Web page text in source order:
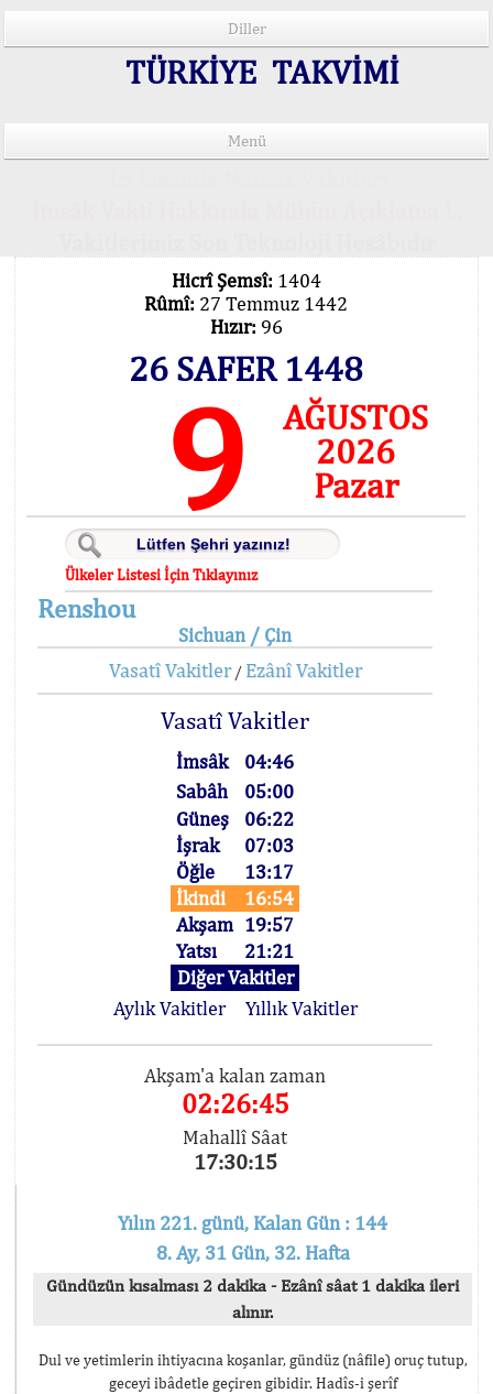
Diller
TÜRKİYE TAKVİMİ
Menü
Hicrî Şemsî: 1404
Rûmî: 27 Temmuz 1442
Hızır: 96
26 SAFER 1448
9
AĞUSTOS
2026
Pazar
Ülkeler Listesi İçin Tıklayınız
Renshou
Sichuan / Çin
Vasatî Vakitler/ Ezânî Vakitler
Vasatî Vakitler
İmsâk
04:46
Sabâh
05:00
Güneş
06:22
İşrak
07:03
Öğle
13:17
İkindi
16:54
Akşam 19:57
Yatsı
21:21
Diğer Vakitler
Aylık Vakitler
Yıllık Vakitler
Akşam'a kalan zaman
02:26:45
Mahallî Sâat
17:30:15
Yılın 221. günü, Kalan Gün : 144
8. Ay, 31 Gün, 32. Hafta
Gündüzün kısalması 2 dakika - Ezânî sâat 1 dakika ileri
alınır.
Dul ve yetimlerin ihtiyacına koşanlar, gündüz (nâfile) oruç tutup,
geceyi ibâdetle geçiren gibidir. Hadîs-i şerîf